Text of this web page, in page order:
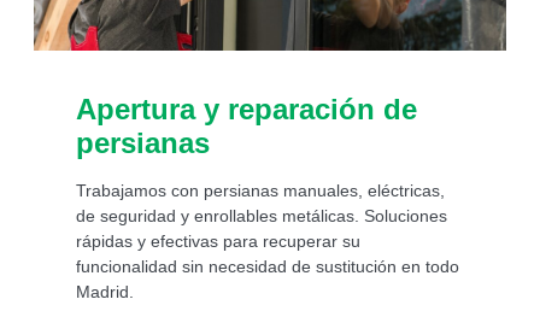
Apertura y reparación de
persianas
Trabajamos con persianas manuales, eléctricas,
de seguridad y enrollables metálicas. Soluciones
rápidas y efectivas para recuperar su
funcionalidad sin necesidad de sustitución en todo
Madrid.